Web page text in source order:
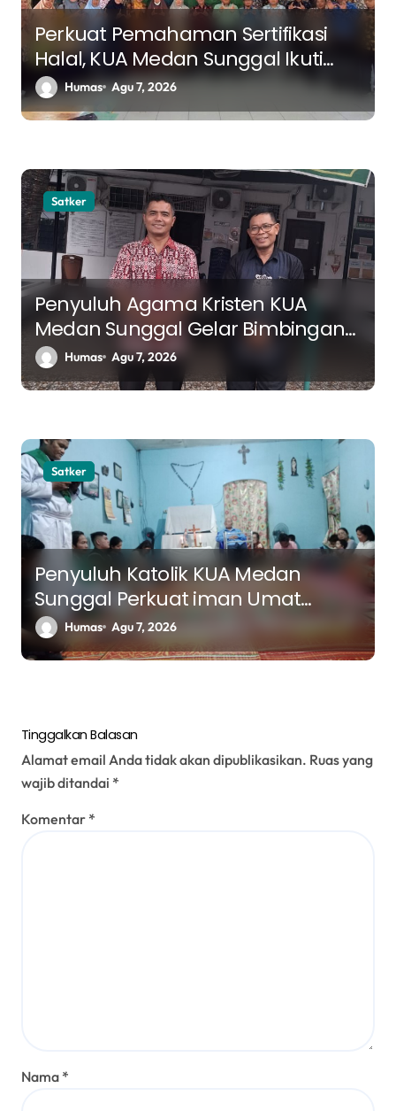
s Perkuat Pemahaman Sertifikasi
Halal, KUA Medan Sunggal Ikuti
Sosialisasi Bidang Halal MUI Sumut
Humas Agu 7, 2026
Satker
Penyuluh Agama Kristen KUA
Medan Sunggal Gelar Bimbingan
Rohani di RSJ Bina Karsa Medan
Humas Agu 7, 2026
Satker
Penyuluh Katolik KUA Medan
Sunggal Perkuat iman Umat
Melalui Pendalaman Kitab Suci
Humas Agu 7, 2026
Tinggalkan Balasan
Alamat email Anda tidak akan dipublikasikan. Ruas yang
wajib ditandai *
Komentar *
Nama *